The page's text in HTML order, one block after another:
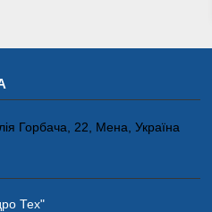
Горбача, 22, Мена, Україна
Тех"